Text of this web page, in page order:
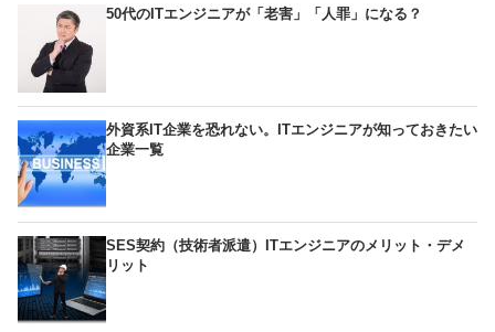
50代のITエンジニアが「老害」「人罪」になる？
外資系IT企業を恐れない。ITエンジニアが知っておきたい
企業一覧
SES契約（技術者派遣）ITエンジニアのメリット・デメ
リット